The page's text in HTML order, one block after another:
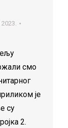
смо
је
су
2.